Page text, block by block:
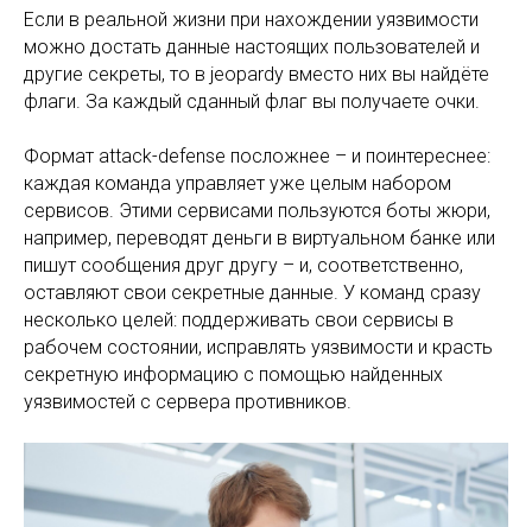
Если в реальной жизни при нахождении уязвимости
можно достать данные настоящих пользователей и
другие секреты, то в jeopardy вместо них вы найдёте
флаги. За каждый сданный флаг вы получаете очки.
Формат attack-defense посложнее – и поинтереснее:
каждая команда управляет уже целым набором
сервисов. Этими сервисами пользуются боты жюри,
например, переводят деньги в виртуальном банке или
пишут сообщения друг другу – и, соответственно,
оставляют свои секретные данные. У команд сразу
несколько целей: поддерживать свои сервисы в
рабочем состоянии, исправлять уязвимости и красть
секретную информацию с помощью найденных
уязвимостей с сервера противников.